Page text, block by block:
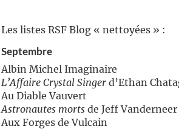
Les listes RSF Blog « nettoyées » :
Septembre
Albin Michel Imaginaire
L’Affaire Crystal Singerd’Ethan
Au Diable Vauvert
Astronautes mortsde Jeff
Aux Forges de Vulcain